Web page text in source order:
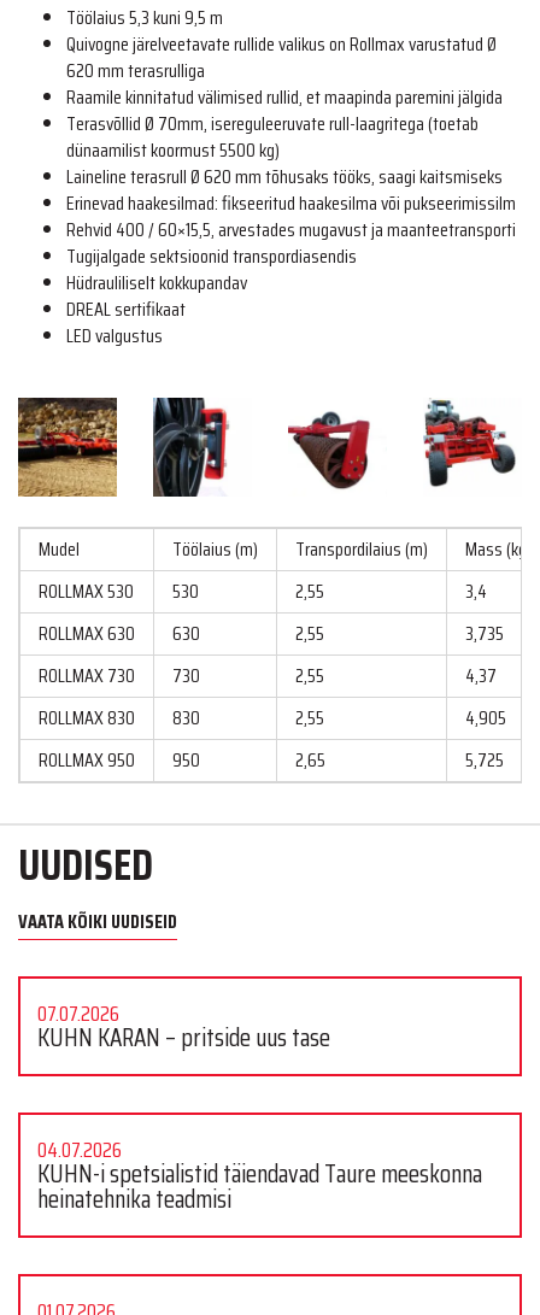
Töölaius 5,3 kuni 9,5 m
Quivogne järelveetavate rullide valikus on Rollmax varustatud Ø
620 mm terasrulliga
Raamile kinnitatud välimised rullid, et maapinda paremini jälgida
Terasvõllid Ø 70mm, isereguleeruvate rull-laagritega (toetab
dünaamilist koormust 5500 kg)
Laineline terasrull Ø 620 mm tõhusaks tööks, saagi kaitsmiseks
Erinevad haakesilmad: fikseeritud haakesilma või pukseerimissilm
Rehvid 400 / 60×15,5, arvestades mugavust ja maanteetransporti
Tugijalgade sektsioonid transpordiasendis
Hüdrauliliselt kokkupandav
DREAL sertifikaat
LED valgustus
Mudel Töölaius (m) Transpordilaius (m)
Mass (kg)
ROLLMAX 530
530 2,55
3,4
ROLLMAX 630
630 2,55
3,735
ROLLMAX 730
730 2,55
4,37
ROLLMAX 830
830 2,55
4,905
ROLLMAX 950
950 2,65 5,725
UUDISED
VAATA KÕIKI UUDISEID
07.07.2026
KUHN KARAN – pritside uus tase
04.07.2026
KUHN-i spetsialistid täiendavad Taure meeskonna
heinatehnika teadmisi